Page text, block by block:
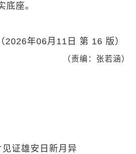
底座。
2026年06月11日 第 16 版）
（责编：张若涵）
证雄安日新月异